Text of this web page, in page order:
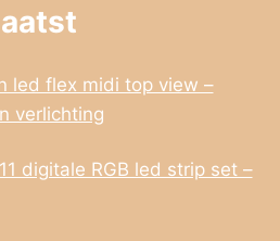
led flex midi top view –
verlichting
digitale RGB led strip set –